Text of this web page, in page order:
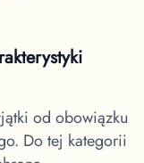
od obowiązku
Do tej kategorii